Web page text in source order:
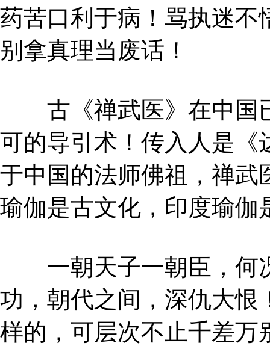
药苦口利于病！骂执迷不
别拿真理当废话！
古《禅武医》在中国已
可的导引术！传入人是《
于中国的法师佛祖，禅武
瑜伽是古文化，印度瑜伽
一朝天子一朝臣，何
功，朝代之间，深仇大恨
样的，可层次不止千差万